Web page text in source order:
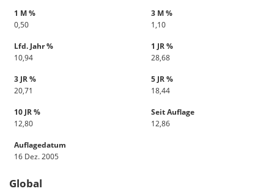
1 M %
0,50
3 M %
1,10
Lfd. Jahr %
10,94
1 JR %
28,68
3 JR %
20,71
5 JR %
18,44
10 JR %
12,80
Seit Auflage
12,86
Auflagedatum
16 Dez. 2005
Global